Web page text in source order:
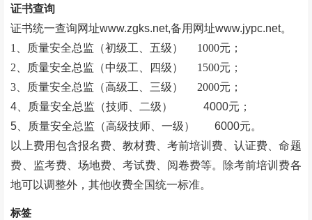
证书查询
证书统一查询网址www.zgks.net,备用网址www.jypc.net。
1、质量安全总监（初级工、五级）
1000元；
2、质量安全总监（中级工、四级）
1500元；
3、质量安全总监（高级工、三级）
2000元；
4、质量安全总监（技师、二级） 4000元；
5、质量安全总监（高级技师、一级） 6000元。
以上费用包含报名费、教材费、考前培训费、认证费、命题
费、监考费、场地费、考试费、阅卷费等。除考前培训费各
地可以调整外，其他收费全国统一标准。
标签